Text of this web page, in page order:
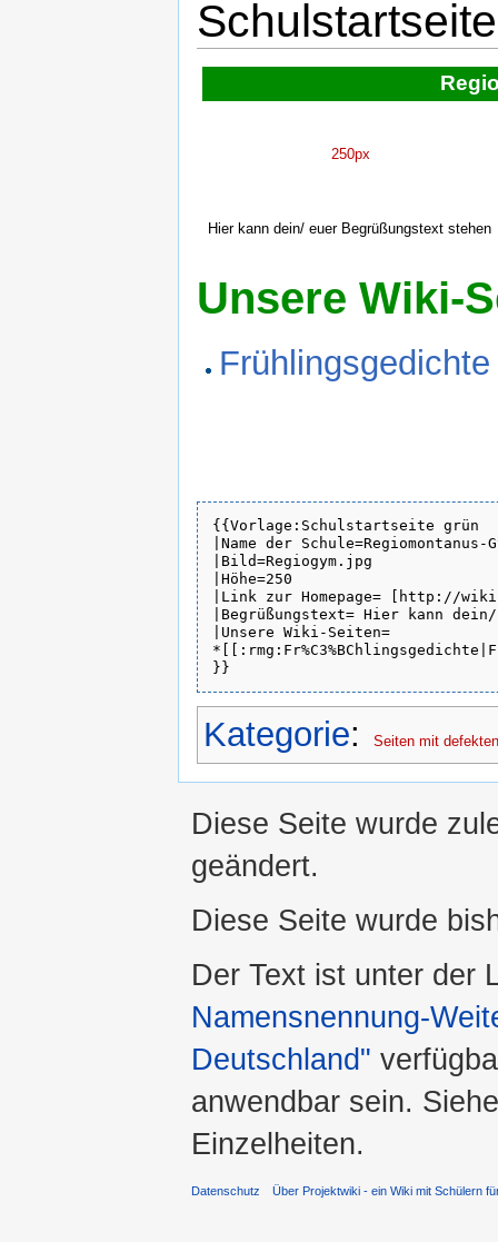
250px
Hier kann dein/ euer Begrüßungstext stehen
Unsere Wiki-
{{Vorlage:Schulstartseite grün
|Name der Schule=Regiomontanus-
|Bild=Regiogym.jpg
|Höhe=250
|Link zur Homepage= [http://
|Begrüßungstext= Hier kann
|Unsere Wiki-Seiten=
Kategorie: Seiten mit
Diese Seite wurde
geändert.
Diese Seite wurde
Der Text ist unter der
Namensnennung-
Deutschland"
anwendbar sein.
Einzelheiten.
Datenschutz Über Projektwiki - ein Wiki mit Schülern